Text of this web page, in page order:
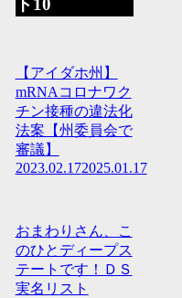
【アイダホ州】
mRNAコロナワク
チン接種の違法化
法案【州委員会で
審議】
2023.02.172025.01.17
おまわりさん、こ
のひとディープス
テートです！ＤＳ
実名リスト